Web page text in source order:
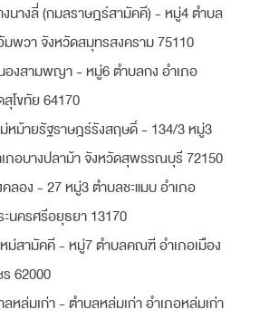
งนางลี่ (กมลราษฎร์สามัคคี) - หมู่4 ตำบล
มพวา จังหวัดสมุทรสงคราม 75110
องสามพญา - หมู่6 ตำบลกง อำเภอ
โขทัย 64170
ม่หม้ายรัฐราษฎร์รังสฤษดิ์ - 134/3 หมู่3
ภอบางปลาม้า จังหวัดสุพรรณบุรี 72150
คลอง - 27 หมู่3 ตำบลชะแมบ อำเภอ
นครศรีอยุธยา 13170
หม่สามัคคี - หมู่7 ตำบลคณฑี อำเภอเมือง
62000
ลหล่มเก่า - ตำบลหล่มเก่า อำเภอหล่มเก่า